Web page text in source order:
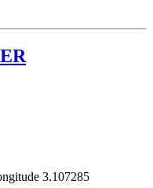
3.107285